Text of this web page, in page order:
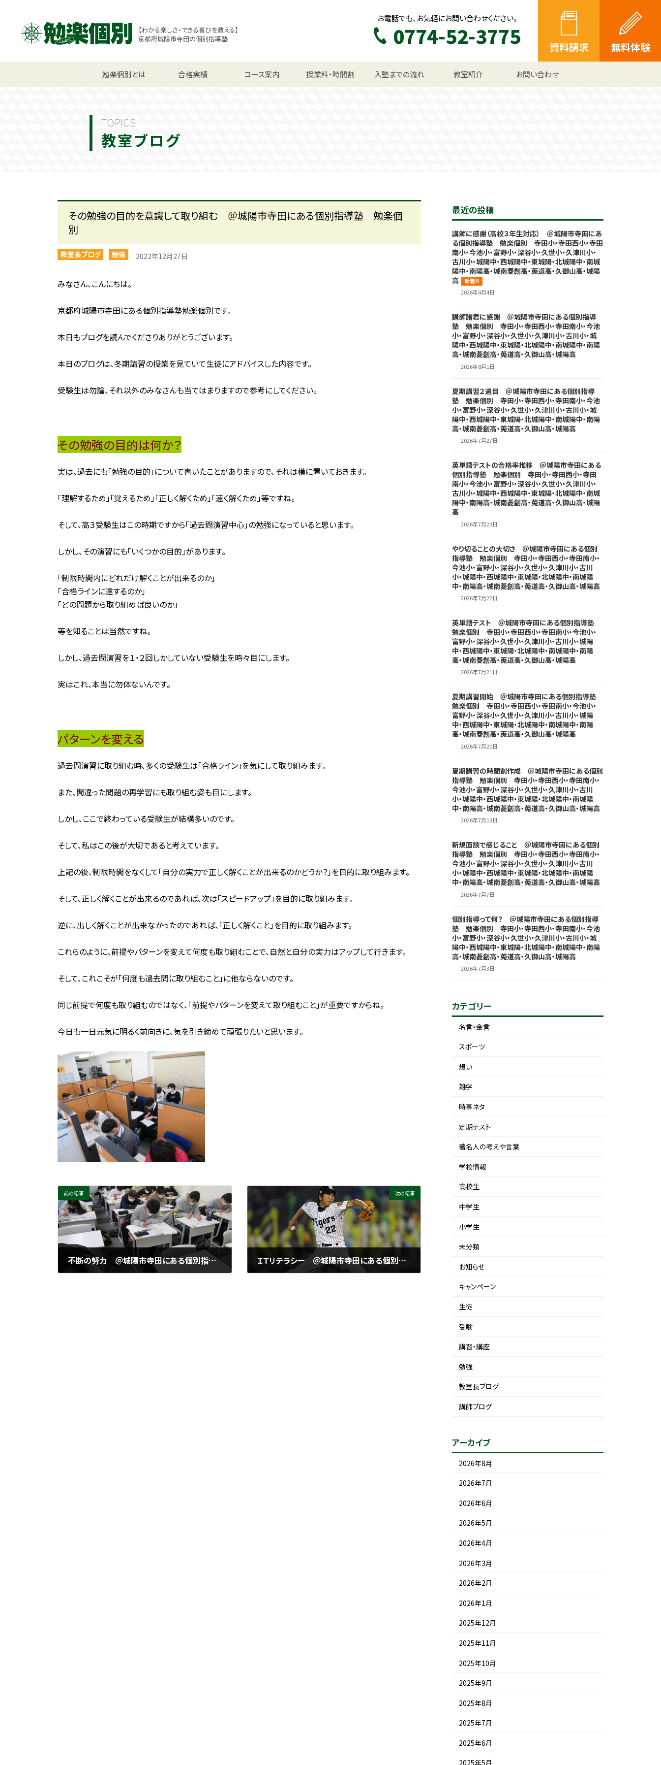
【わかる楽しさ・できる喜びを教える】
京都府城陽市寺田の個別指導塾
お電話でも、お気軽にお問い合わせください。
0774-52-3775 資料請求 無料体験
勉楽個別とは 合格実績 コース案内
小学生コース 中学生コース 高校生コース 授業料・時間割 入塾までの流れ 教室紹介 お問い合わせ
TOPICS
教室ブログ
その勉強の目的を意識して取り組む ＠城陽市寺田にある個別指導塾 勉楽個
別
教室長ブログ 勉強 2022年12月27日
みなさん、こんにちは。
京都府城陽市寺田にある個別指導塾勉楽個別です。
本日もブログを読んでくださりありがとうございます。
本日のブログは、冬期講習の授業を見ていて生徒にアドバイスした内容です。
受験生は勿論、それ以外のみなさんも当てはまりますので参考にしてください。
その勉強の目的は何か？
実は、過去にも「勉強の目的」について書いたことがありますので、それは横に置いておきます。
「理解するため」「覚えるため」「正しく解くため」「速く解くため」等ですね。
そして、高３受験生はこの時期ですから「過去問演習中心」の勉強になっていると思います。
しかし、その演習にも「いくつかの目的」があります。
「制限時間内にどれだけ解くことが出来るのか」
「合格ラインに達するのか」
「どの問題から取り組めば良いのか」
等を知ることは当然ですね。
しかし、過去問演習を１・２回しかしていない受験生を時々目にします。
実はこれ、本当に勿体ないんです。
パターンを変える
過去問演習に取り組む時、多くの受験生は「合格ライン」を気にして取り組みます。
また、間違った問題の再学習にも取り組む姿も目にします。
しかし、ここで終わっている受験生が結構多いのです。
そして、私はこの後が大切であると考えています。
上記の後、制限時間をなくして「自分の実力で正しく解くことが出来るのかどうか？」を目的に取り組みます。
そして、正しく解くことが出来るのであれば、次は「スピードアップ」を目的に取り組みます。
逆に、出しく解くことが出来なかったのであれば、「正しく解くこと」を目的に取り組みます。
これらのように、前提やパターンを変えて何度も取り組むことで、自然と自分の実力はアップして行きます。
そして、これこそが「何度も過去問に取り組むこと」に他ならないのです。
同じ前提で何度も取り組むのではなく、「前提やパターンを変えて取り組むこと」が重要ですからね。
今日も一日元気に明るく前向きに、気を引き締めて頑張りたいと思います。
前の記事
不断の努力 ＠城陽市寺田にある個別指導塾 勉楽個別
次の記事
ＩＴリテラシー ＠城陽市寺田にある個別指導塾 勉楽個別
最近の投稿
講師に感謝（高校３年生対応） ＠城陽市寺田にあ
る個別指導塾 勉楽個別 寺田小・寺田西小・寺田
南小・今池小・富野小・深谷小・久世小・久津川小・
古川小・城陽中・西城陽中・東城陽・北城陽中・南城
陽中・南陽高・城南菱創高・莵道高・久御山高・城陽
高
新着!!
2026年8月4日
講師諸君に感謝 ＠城陽市寺田にある個別指導
塾 勉楽個別 寺田小・寺田西小・寺田南小・今池
小・富野小・深谷小・久世小・久津川小・古川小・城
陽中・西城陽中・東城陽・北城陽中・南城陽中・南陽
高・城南菱創高・莵道高・久御山高・城陽高
2026年8月1日
夏期講習２週目 ＠城陽市寺田にある個別指導
塾 勉楽個別 寺田小・寺田西小・寺田南小・今池
小・富野小・深谷小・久世小・久津川小・古川小・城
陽中・西城陽中・東城陽・北城陽中・南城陽中・南陽
高・城南菱創高・莵道高・久御山高・城陽高
2026年7月27日
英単語テストの合格率推移 ＠城陽市寺田にある
個別指導塾 勉楽個別 寺田小・寺田西小・寺田
南小・今池小・富野小・深谷小・久世小・久津川小・
古川小・城陽中・西城陽中・東城陽・北城陽中・南城
陽中・南陽高・城南菱創高・莵道高・久御山高・城陽
高
2026年7月23日
やり切ることの大切さ ＠城陽市寺田にある個別
指導塾 勉楽個別 寺田小・寺田西小・寺田南小・
今池小・富野小・深谷小・久世小・久津川小・古川
小・城陽中・西城陽中・東城陽・北城陽中・南城陽
中・南陽高・城南菱創高・莵道高・久御山高・城陽高
2026年7月22日
英単語テスト ＠城陽市寺田にある個別指導塾
勉楽個別 寺田小・寺田西小・寺田南小・今池小・
富野小・深谷小・久世小・久津川小・古川小・城陽
中・西城陽中・東城陽・北城陽中・南城陽中・南陽
高・城南菱創高・莵道高・久御山高・城陽高
2026年7月21日
夏期講習開始 ＠城陽市寺田にある個別指導塾
勉楽個別 寺田小・寺田西小・寺田南小・今池小・
富野小・深谷小・久世小・久津川小・古川小・城陽
中・西城陽中・東城陽・北城陽中・南城陽中・南陽
高・城南菱創高・莵道高・久御山高・城陽高
2026年7月20日
夏期講習の時間割作成 ＠城陽市寺田にある個別
指導塾 勉楽個別 寺田小・寺田西小・寺田南小・
今池小・富野小・深谷小・久世小・久津川小・古川
小・城陽中・西城陽中・東城陽・北城陽中・南城陽
中・南陽高・城南菱創高・莵道高・久御山高・城陽高
2026年7月13日
新規面談で感じること ＠城陽市寺田にある個別
指導塾 勉楽個別 寺田小・寺田西小・寺田南小・
今池小・富野小・深谷小・久世小・久津川小・古川
小・城陽中・西城陽中・東城陽・北城陽中・南城陽
中・南陽高・城南菱創高・莵道高・久御山高・城陽高
2026年7月7日
個別指導って何？ ＠城陽市寺田にある個別指導
塾 勉楽個別 寺田小・寺田西小・寺田南小・今池
小・富野小・深谷小・久世小・久津川小・古川小・城
陽中・西城陽中・東城陽・北城陽中・南城陽中・南陽
高・城南菱創高・莵道高・久御山高・城陽高
2026年7月3日
カテゴリー
名言・金言
スポーツ
想い
雑学
時事ネタ
定期テスト
著名人の考えや言葉
学校情報
高校生
中学生
小学生
未分類
お知らせ
キャンペーン
生徒
受験
講習・講座
勉強
教室長ブログ
講師ブログ
アーカイブ
2026年8月
2026年7月
2026年6月
2026年5月
2026年4月
2026年3月
2026年2月
2026年1月
2025年12月
2025年11月
2025年10月
2025年9月
2025年8月
2025年7月
2025年6月
2025年5月